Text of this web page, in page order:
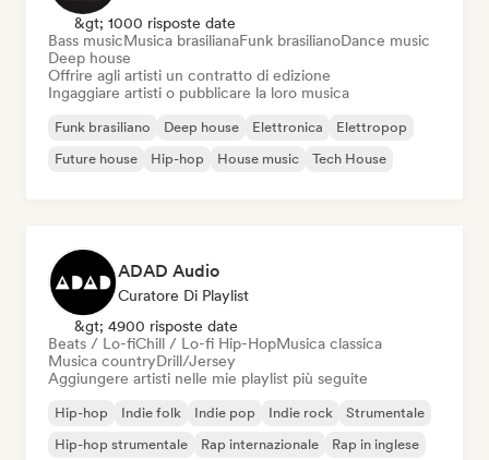
&gt; 1000 risposte date
Bass musicMusica brasilianaFunk brasilianoDance music
Deep house
Offrire agli artisti un contratto di edizione
Ingaggiare artisti o pubblicare la loro musica
Funk brasiliano Deep house Elettronica
Elettropop
Future house
Hip-hop House music Tech House
ADAD Audio
Curatore Di Playlist
&gt; 4900 risposte date
Beats / Lo-fiChill / Lo-fi Hip-HopMusica classica
Musica countryDrill/Jersey
Aggiungere artisti nelle mie playlist più seguite
Hip-hop Indie folk Indie pop Indie rock
Strumentale
Hip-hop strumentale
Rap internazionale Rap in inglese